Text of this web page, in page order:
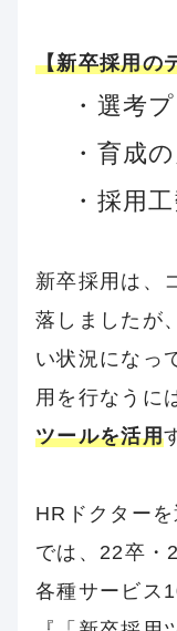
【新卒採用の
・選考
・育成
・採用
新卒採用は、
落しましたが
い状況になっ
用を行なうに
ツールを活用
HRドクター
では、22卒・
各種サービス